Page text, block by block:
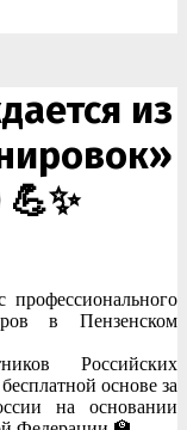
из
профессионального
в Пензенском
Российских
основе за
на основании